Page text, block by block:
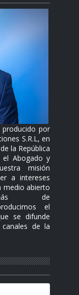
producido por
S.R.L, en
la República
el Abogado y
misión
a intereses
medio abierto
de
el
se difunde
de la